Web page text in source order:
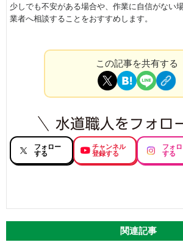
少しでも不安がある場合や、作業に自信がない
業者へ相談することをおすすめします。
この記事を共有する
フォロー
する
チャンネル
登録する
フォ
する
関連記事